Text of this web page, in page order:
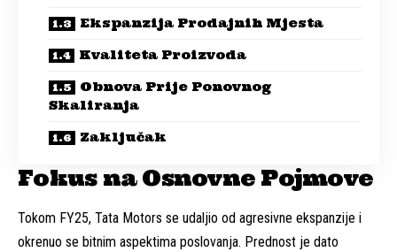
Ekspanzija Prodajnih Mjesta
Kvaliteta Proizvoda
Obnova Prije Ponovnog
Skaliranja
Zaključak
Fokus na Osnovne Pojmove
Tokom FY25, Tata Motors se udaljio od agresivne ekspanzije i
okrenuo se bitnim aspektima poslovanja. Prednost je dato